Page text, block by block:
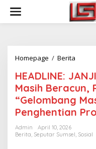
w
Homepage / Berita
A
D
L
I
N
J
HEADLINE:
Masih Beracun,
“Gelombang
Penghentian
Admin
April 10, 2026
Berita, Seputar Sumsel, Sosial